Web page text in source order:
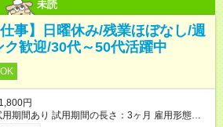
未読
事】日曜休み/残業ほぼなし/週
歓迎/30代～50代活躍中
円
用期間あり 試用期間の長さ：3ヶ月 雇用形態、